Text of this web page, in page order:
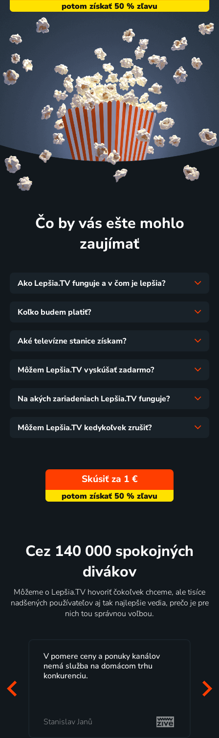
Čo by vás ešte mohlo
zaujímať
Ako Lepšia.TV funguje a v čom je lepšia?
Koľko budem platiť?
Aké televízne stanice získam?
Môžem Lepšia.TV vyskúšať zadarmo?
Na akých zariadeniach Lepšia.TV funguje?
Môžem Lepšia.TV kedykoľvek zrušiť?
Skúsiť za 1 €
Cez 140 000 spokojných
divákov
Môžeme o Lepšia.TV hovoriť čokoľvek chceme, ale tisíce
nadšených používateľov aj tak najlepšie vedia, prečo je pre
nich tou správnou voľbou.
V pomere ceny a ponuky kanálov
nemá služba na domácom trhu
konkurenciu.
Stanislav Janů